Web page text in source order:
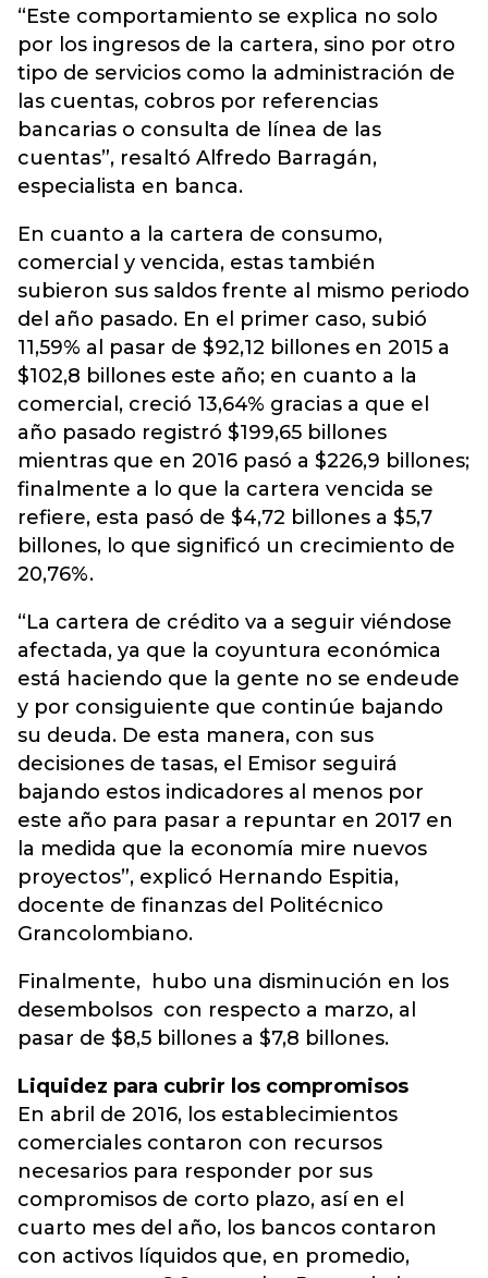
“Este comportamiento se explica no solo
por los ingresos de la cartera, sino por otro
tipo de servicios como la administración de
las cuentas, cobros por referencias
bancarias o consulta de línea de las
cuentas”, resaltó Alfredo Barragán,
especialista en banca.
En cuanto a la cartera de consumo,
comercial y vencida, estas también
subieron sus saldos frente al mismo periodo
del año pasado. En el primer caso, subió
11,59% al pasar de $92,12 billones en 2015 a
$102,8 billones este año; en cuanto a la
comercial, creció 13,64% gracias a que el
año pasado registró $199,65 billones
mientras que en 2016 pasó a $226,9 billones;
finalmente a lo que la cartera vencida se
refiere, esta pasó de $4,72 billones a $5,7
billones, lo que significó un crecimiento de
20,76%.
“La cartera de crédito va a seguir viéndose
afectada, ya que la coyuntura económica
está haciendo que la gente no se endeude
y por consiguiente que continúe bajando
su deuda. De esta manera, con sus
decisiones de tasas, el Emisor seguirá
bajando estos indicadores al menos por
este año para pasar a repuntar en 2017 en
la medida que la economía mire nuevos
proyectos”, explicó Hernando Espitia,
docente de finanzas del Politécnico
Grancolombiano.
Finalmente, hubo una disminución en los
desembolsos con respecto a marzo, al
pasar de $8,5 billones a $7,8 billones.
Liquidez para cubrir los compromisos
En abril de 2016, los establecimientos
comerciales contaron con recursos
necesarios para responder por sus
compromisos de corto plazo, así en el
cuarto mes del año, los bancos contaron
con activos líquidos que, en promedio,